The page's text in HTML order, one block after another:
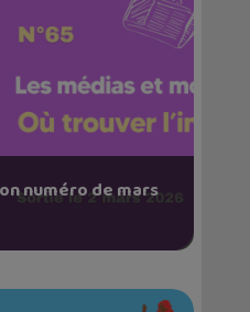
numéro de mars